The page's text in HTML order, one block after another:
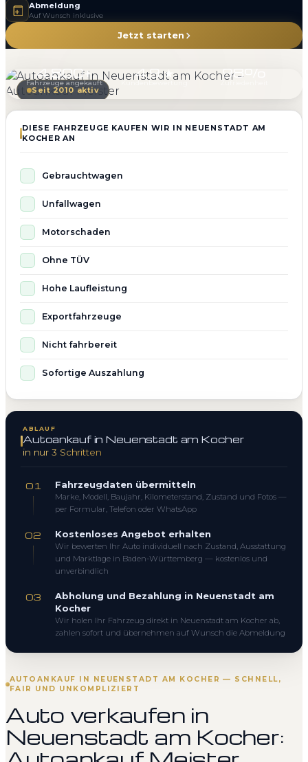
Abmeldung
Auf Wunsch inklusive
Jetzt starten
AUTOANKAUF IN NEUENSTADT AM KOCHER — SCHNELL,
FAIR UND UNKOMPLIZIERT
Auto verkaufen in
Neuenstadt am Kocher:
Seit 2010 aktiv
4.800+
Fahrzeuge angekauft
4.9 ★
Kundenbewertung
98%
Zufriedenheit
DIESE FAHRZEUGE KAUFEN WIR IN NEUENSTADT AM
KOCHER AN
Gebrauchtwagen
Unfallwagen
Motorschaden
Ohne TÜV
Hohe Laufleistung
Exportfahrzeuge
Nicht fahrbereit
Sofortige Auszahlung
ABLAUF
Autoankauf in Neuenstadt am Kocher
in nur 3 Schritten
01 Fahrzeugdaten übermitteln
Marke, Modell, Baujahr, Kilometerstand, Zustand und Fotos —
per Formular, Telefon oder WhatsApp
02 Kostenloses Angebot erhalten
Wir bewerten Ihr Auto individuell nach Zustand, Ausstattung
und Marktlage in Baden-Württemberg — kostenlos und
unverbindlich
03
Abholung und Bezahlung in Neuenstadt am
Kocher
Wir holen Ihr Fahrzeug direkt in Neuenstadt am Kocher ab,
zahlen sofort und übernehmen auf Wunsch die Abmeldung